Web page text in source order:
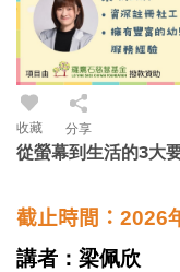
收藏 分享
從螢幕到生活的3大
截止時間： 2026
講者 ： 梁佩欣